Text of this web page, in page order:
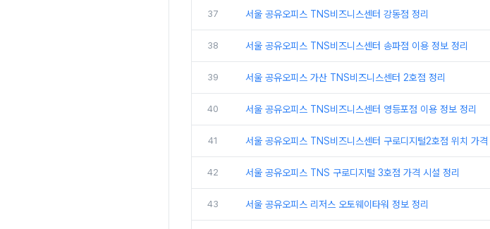
37 서울 공유오피스 TNS비즈니스센터 강동점 정리
38 서울 공유오피스 TNS비즈니스센터 송파점 이용 정보 정리
39 서울 공유오피스 가산 TNS비즈니스센터 2호점 정리
40 서울 공유오피스 TNS비즈니스센터 영등포점 이용 정보 정리
41 서울 공유오피스 TNS비즈니스센터 구로디지털2호점 위치 가격
42 서울 공유오피스 TNS 구로디지털 3호점 가격 시설 정리
43 서울 공유오피스 리저스 오토웨이타워 정보 정리